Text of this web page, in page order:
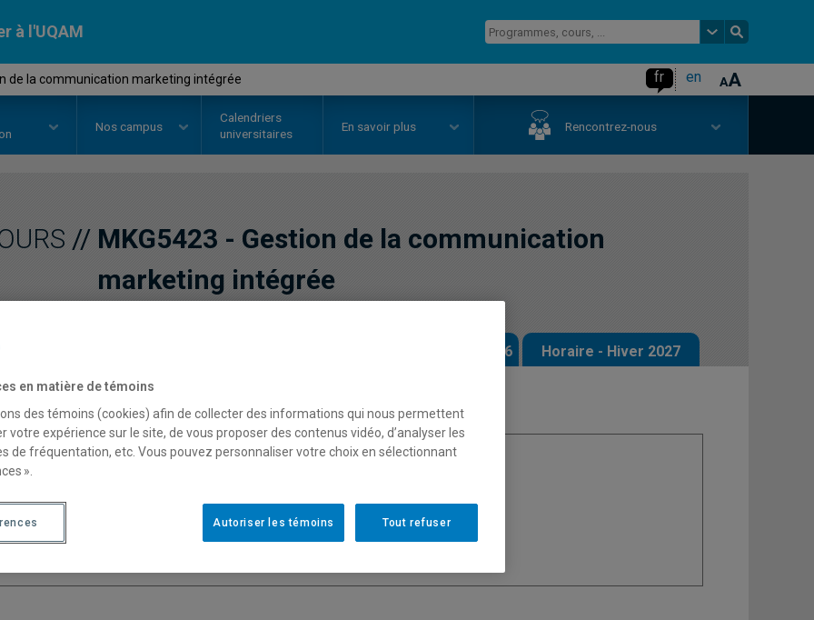
à l'UQAM
de la communication marketing intégrée fr en
Nos campus
Calendriers
universitaires
En savoir plus Rencontrez-nous
// MKG5423 - Gestion de la communication
marketing intégrée
Horaire - Automne 2026 Horaire - Hiver 2027
Cycle
Type de cours
Nombre de crédits
en matière de témoins
des témoins (cookies) afin de collecter des informations qui nous permettent
votre expérience sur le site, de vous proposer des contenus vidéo, d’analyser les
de fréquentation, etc. Vous pouvez personnaliser votre choix en sélectionnant
».
Tout refuser
Autoriser les témoins